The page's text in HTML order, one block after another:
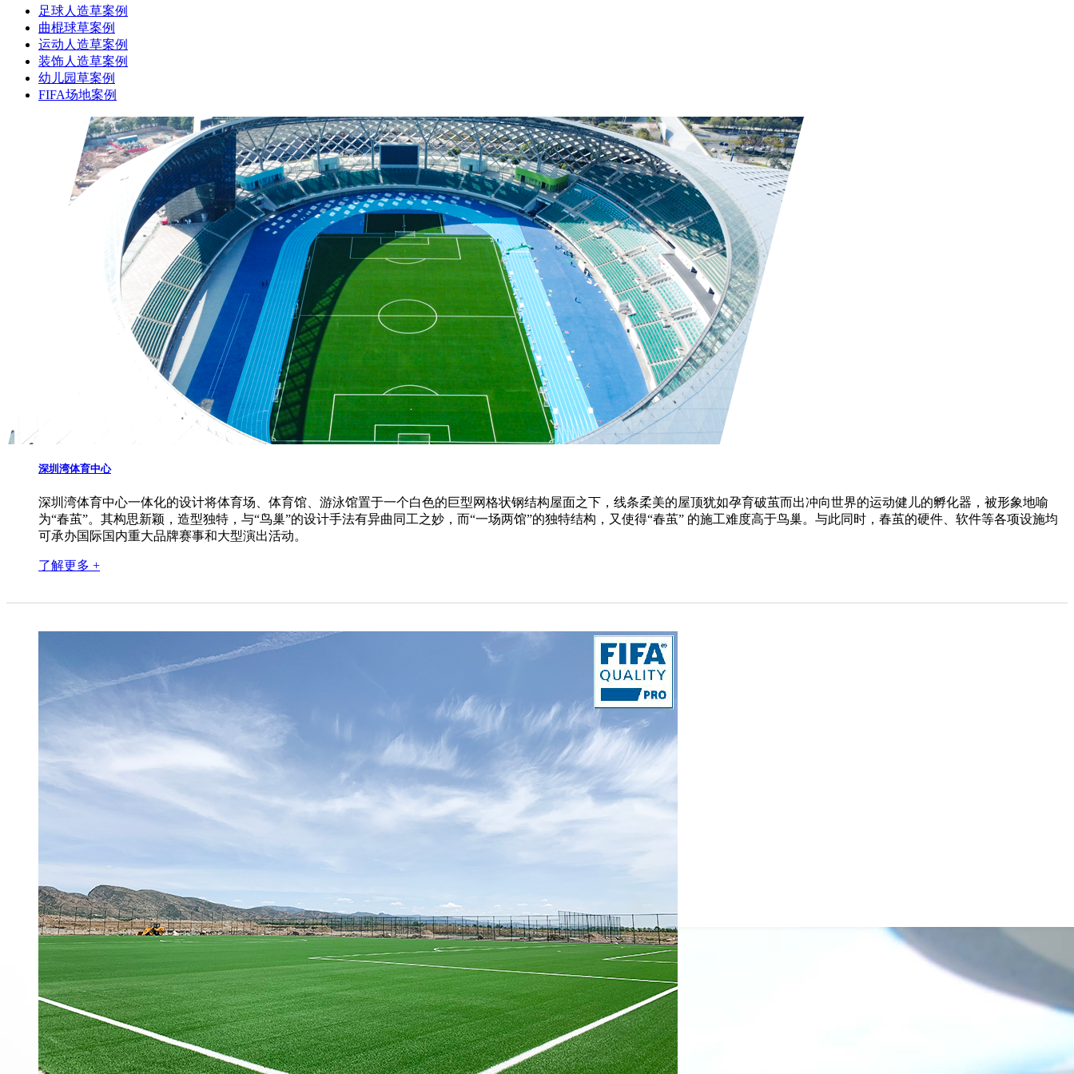
足球人造草案例
曲棍球草案例
运动人造草案例
装饰人造草案例
幼儿园草案例
FIFA场地案例
深圳湾体育中心
深圳湾体育中心一体化的设计将体育场、体育馆、游泳馆置于一个白色的巨型网格状钢结构屋面之下，线条柔美的屋顶犹如孕育破茧而出冲向世界的运动健儿的孵化器，被形象地喻
为“春茧”。其构思新颖，造型独特，与“鸟巢”的设计手法有异曲同工之妙，而“一场两馆”的独特结构，又使得“春茧” 的施工难度高于鸟巢。与此同时，春茧的硬件、软件等各项设施均
可承办国际国内重大品牌赛事和大型演出活动。
了解更多 +